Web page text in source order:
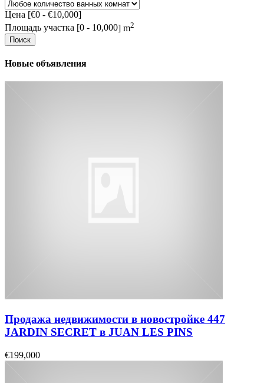
Цена [€0 - €10,000]
Площадь участка [0 - 10,000] m2
Поиск
Новые объявления
Продажа недвижимости в новостройке 447
JARDIN SECRET в JUAN LES PINS
€199,000